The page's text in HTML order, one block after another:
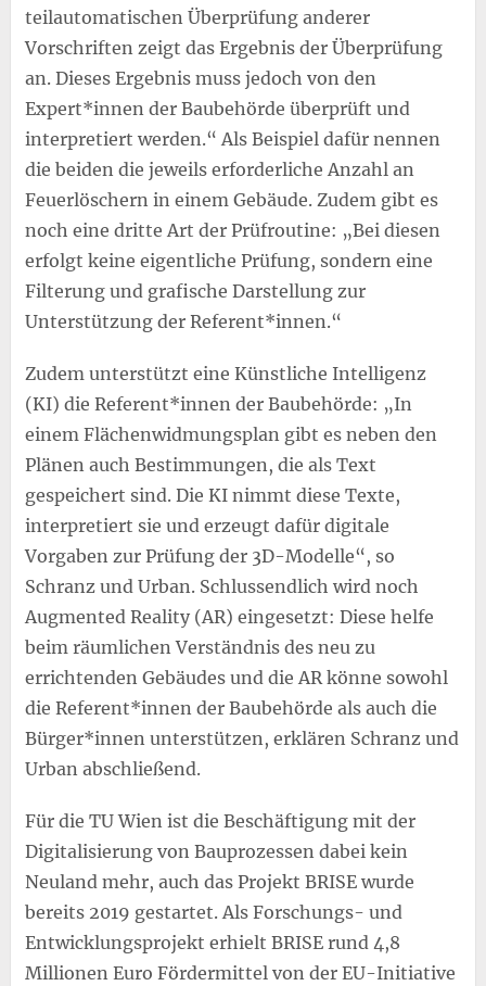
teilautomatischen Überprüfung anderer
Vorschriften zeigt das Ergebnis der Überprüfung
an. Dieses Ergebnis muss jedoch von den
Expert*innen der Baubehörde überprüft und
interpretiert werden.“ Als Beispiel dafür nennen
die beiden die jeweils erforderliche Anzahl an
Feuerlöschern in einem Gebäude. Zudem gibt es
noch eine dritte Art der Prüfroutine: „Bei diesen
erfolgt keine eigentliche Prüfung, sondern eine
Filterung und grafische Darstellung zur
Unterstützung der Referent*innen.“
Zudem unterstützt eine Künstliche Intelligenz
(KI) die Referent*innen der Baubehörde: „In
einem Flächenwidmungsplan gibt es neben den
Plänen auch Bestimmungen, die als Text
gespeichert sind. Die KI nimmt diese Texte,
interpretiert sie und erzeugt dafür digitale
Vorgaben zur Prüfung der 3D-Modelle“, so
Schranz und Urban. Schlussendlich wird noch
Augmented Reality (AR) eingesetzt: Diese helfe
beim räumlichen Verständnis des neu zu
errichtenden Gebäudes und die AR könne sowohl
die Referent*innen der Baubehörde als auch die
Bürger*innen unterstützen, erklären Schranz und
Urban abschließend.
Für die TU Wien ist die Beschäftigung mit der
Digitalisierung von Bauprozessen dabei kein
Neuland mehr, auch das Projekt BRISE wurde
bereits 2019 gestartet. Als Forschungs- und
Entwicklungsprojekt erhielt BRISE rund 4,8
Millionen Euro Fördermittel von der EU-Initiative